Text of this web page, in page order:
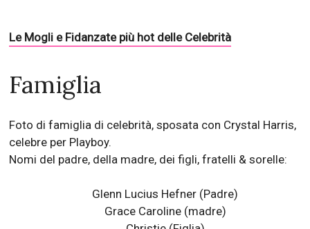
Le Mogli e Fidanzate più hot delle Celebrità
Famiglia
Foto di famiglia di celebrità, sposata con Crystal Harris,
celebre per Playboy.
Nomi del padre, della madre, dei figli, fratelli & sorelle:
Glenn Lucius Hefner (Padre)
Grace Caroline(madre)